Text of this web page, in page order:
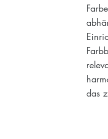
das